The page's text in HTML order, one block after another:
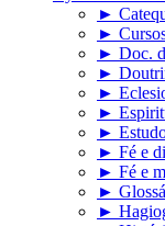
►
►
► Doc.
►
►
►
►
► Fé e
► Fé e
►
►